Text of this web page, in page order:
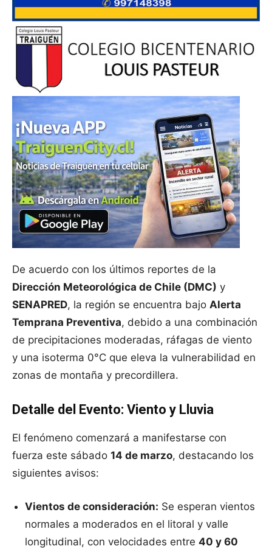
De acuerdo con los últimos reportes de la
Dirección Meteorológica de Chile (DMC) y
SENAPRED, la región se encuentra bajo Alerta
Temprana Preventiva, debido a una combinación
de precipitaciones moderadas, ráfagas de viento
y una isoterma 0°C que eleva la vulnerabilidad en
zonas de montaña y precordillera.
Detalle del Evento: Viento y Lluvia
El fenómeno comenzará a manifestarse con
fuerza este sábado 14 de marzo, destacando los
siguientes avisos:
Vientos de consideración: Se esperan vientos
normales a moderados en el litoral y valle
longitudinal, con velocidades entre 40 y 60